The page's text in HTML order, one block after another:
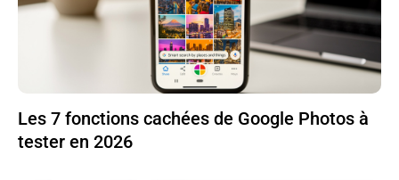
Les 7 fonctions cachées de Google Photos à
tester en 2026